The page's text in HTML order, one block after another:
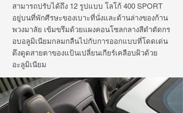
สามารถปรับได้ถึง 12 รูปแบบ โลโก้ 400 SPORT
อยู่บนที่พักศีรษะของเบาะที่นั่งและด้านล่างของก้าน
พวงมาลัย เข้มขรึมด้วยแผงคอนโซลกลางสีดำตัดกร
อบอลูมิเนียมกลมกลืนไปกับการออกแบบที่โดดเด่น
ดึงดูดสายตาของแป้นเปลี่ยนเกียร์เคลือบผิวด้วย
อะลูมิเนียม